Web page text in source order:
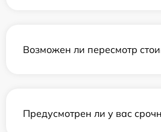
Возможен ли пересмотр
Предусмотрен ли у вас